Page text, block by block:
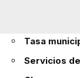
Tasa
Servicios